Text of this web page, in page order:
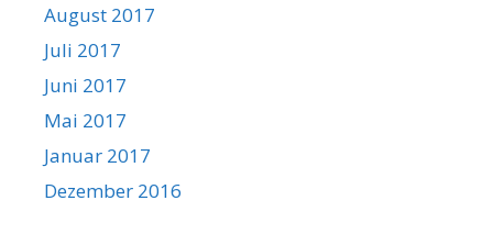
August 2017
Juli 2017
Juni 2017
Mai 2017
Januar 2017
Dezember 2016